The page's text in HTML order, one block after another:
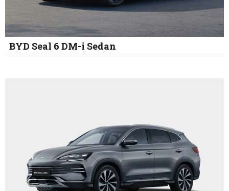
BYD Seal 6 DM-i Sedan